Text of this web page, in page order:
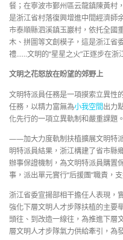
餐；在寧波市鄞州區云龍鎮陳黃村
是浙江省村落復興增進中間經濟師
市泰順縣泗溪鎮玉巖村，依托全國
木、拼圖等文創模子，這是浙江省
禮……文明的“星星之火”正逐步在浙
文明之花怒放在盼望的郊野上
文明特派員任務是一項摸索立異性
任務，以精力富無為小我空間出力
化先行的一項立異軌制和嚴重課題。
——加大力度軌制扶植擴展文明特
明特派員結果，浙江構建了省市縣
辦事保證機制，為文明特派員購置
事，派出單元實行“后援團”職責，
浙江省委宣揚部相干擔任人表現，
強化下層文明人才步隊扶植的主要
頭往、到改造一線往，為推進下層
層文明人才步隊氣力供給牽引，為